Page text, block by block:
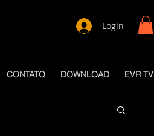
Login
CONTATO DOWNLOAD EVR TV